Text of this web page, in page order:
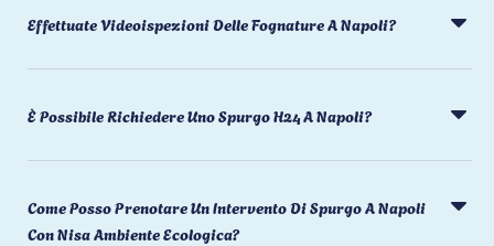
Effettuate Videoispezioni Delle Fognature A Napoli?
È Possibile Richiedere Uno Spurgo H24 A Napoli?
Come Posso Prenotare Un Intervento Di Spurgo A Napoli
Con Nisa Ambiente Ecologica?